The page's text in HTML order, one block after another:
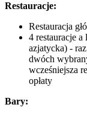
Restauracje:
Restauracja
4 restauracje a
azjatycka) -
dwóch
wcześniejsza
opłaty
Bary: